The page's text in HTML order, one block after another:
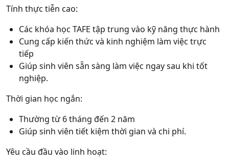
Tính thực tiễn cao:
Các khóa học TAFE tập trung vào kỹ năng thực hành
Cung cấp kiến thức và kinh nghiệm làm việc trực
tiếp
Giúp sinh viên sẵn sàng làm việc ngay sau khi tốt
nghiệp.
Thời gian học ngắn:
Thường từ 6 tháng đến 2 năm
Giúp sinh viên tiết kiệm thời gian và chi phí.
Yêu cầu đầu vào linh hoạt: